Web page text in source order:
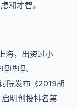
和才智。
海，出资过小
哔哩、
院发布《2019胡
明创投排名第